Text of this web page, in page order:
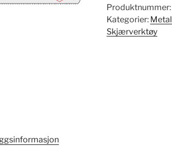
Produktnummer:
Kategorier:
Skjærverktøy